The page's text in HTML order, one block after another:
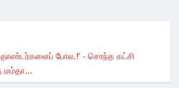
போல.!' - சொந்த கட்சி